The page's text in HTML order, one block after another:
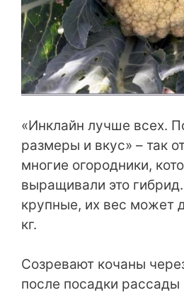
«Инклайн лучше всех.
размеры и вкус» – так
многие огородники,
выращивали это
крупные, их вес может
кг.
Созревают кочаны
после посадки